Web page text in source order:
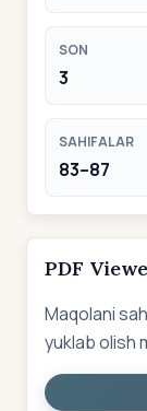
SON
3
SAHIFALAR
83–87
PDF
Maqolani
yuklab olish